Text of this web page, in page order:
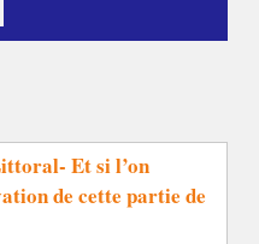
Et si l’on
de cette partie de